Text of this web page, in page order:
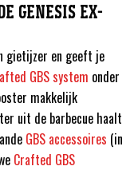
GENESIS EX-
gietijzer en geeft je
GBS system onder
makkelijk
uit de barbecue haalt
GBS accessoires (in
Crafted GBS